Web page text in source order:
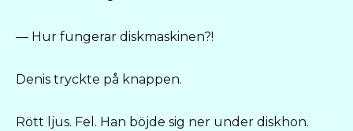
— Hur fungerar diskmaskinen?!
Denis tryckte på knappen.
Rött ljus. Fel. Han böjde sig ner under diskhon.